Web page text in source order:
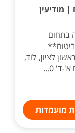
| מודיעין
בתחום
לציון, לוד,
ד' 0...
מועמדות